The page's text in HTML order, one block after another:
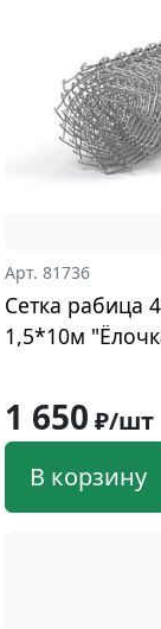
Арт. 81736
Сетка рабица
1,5*10м
1 650 ₽/шт
В корзину